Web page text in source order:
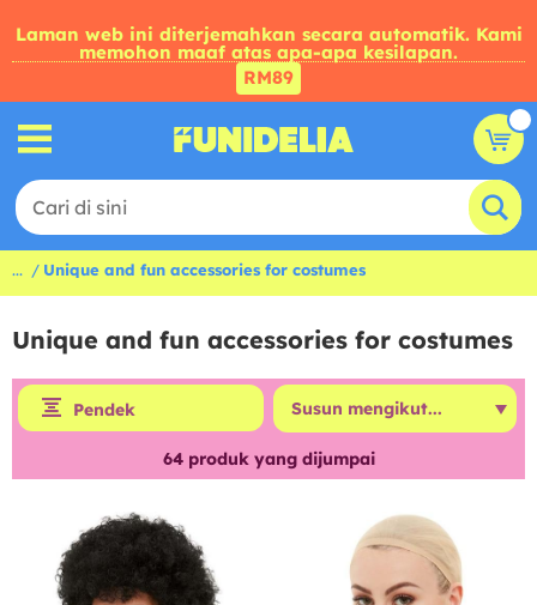
Laman web ini diterjemahkan secara automatik. Kami
memohon maaf atas apa-apa kesilapan.
RM89
... Unique and fun accessories for costumes
Unique and fun accessories for costumes
Pendek
64produk yang dijumpai